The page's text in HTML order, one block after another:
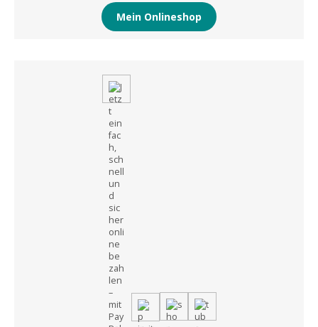
Mein Onlineshop